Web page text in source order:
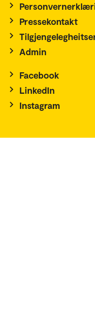
Pressekontakt
Admin
Facebook
LinkedIn
Instagram